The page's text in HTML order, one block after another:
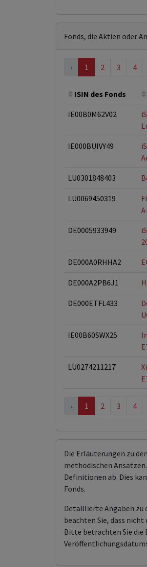
Fonds, die Aktien oder
‹ 1 2 3 4
ISIN des Fonds
IE00B0M62V02
IE000BUIVY49
LU0301848403
LU0069450319
DE0005933949
DE000A0RHHA2
DE000A2PB6J1
DE000ETFL433
IE00B60SWX25
LU0274211217
‹ 1 2 3 4
Die Erläuterungen zu
methodischen
Definitionen ab. Dies
Fonds.
Detaillierte Angaben zu
beachten Sie, dass
Bitte betrachten Sie die